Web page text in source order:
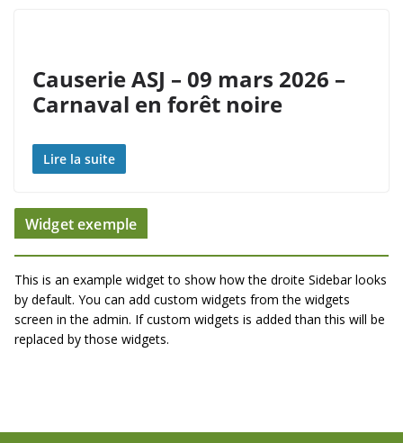
Causerie ASJ – 09 mars 2026 –
Carnaval en forêt noire
Lire la suite
Widget exemple
This is an example widget to show how the droite Sidebar looks
by default. You can add custom widgets from the widgets
screen in the admin. If custom widgets is added than this will be
replaced by those widgets.